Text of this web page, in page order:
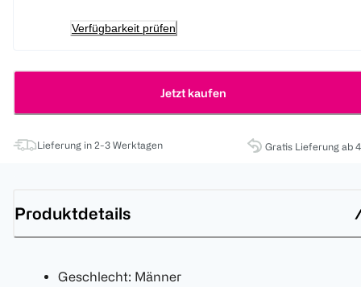
Verfügbarkeit prüfen
Jetzt kaufen
Lieferung in 2-3 Werktagen Gratis Lieferung ab
Produktdetails
Geschlecht: Männer